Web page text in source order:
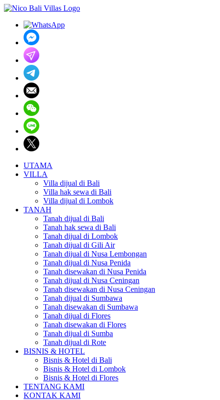
UTAMA
VILLA
Villa dijual di Bali
Villa hak sewa di Bali
Villa dijual di Lombok
TANAH
Tanah dijual di Bali
Tanah hak sewa di Bali
Tanah dijual di Lombok
Tanah dijual di Gili Air
Tanah dijual di Nusa Lembongan
Tanah dijual di Nusa Penida
Tanah disewakan di Nusa Penida
Tanah dijual di Nusa Ceningan
Tanah disewakan di Nusa Ceningan
Tanah dijual di Sumbawa
Tanah disewakan di Sumbawa
Tanah dijual di Flores
Tanah disewakan di Flores
Tanah dijual di Sumba
Tanah dijual di Rote
BISNIS & HOTEL
Bisnis & Hotel di Bali
Bisnis & Hotel di Lombok
Bisnis & Hotel di Flores
TENTANG KAMI
KONTAK KAMI